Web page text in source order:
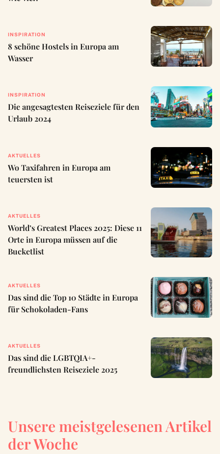
INSPIRATION
8 schöne Hostels in Europa am
Wasser
INSPIRATION
Die angesagtesten Reiseziele für den
Urlaub 2024
AKTUELLES
Wo Taxifahren in Europa am
teuersten ist
AKTUELLES
World’s Greatest Places 2025: Diese 11
Orte in Europa müssen auf die
Bucketlist
AKTUELLES
Das sind die Top 10 Städte in Europa
für Schokoladen-Fans
AKTUELLES
Das sind die LGBTQIA+-
freundlichsten Reiseziele 2025
Unsere meistgelesenen Artikel
der Woche